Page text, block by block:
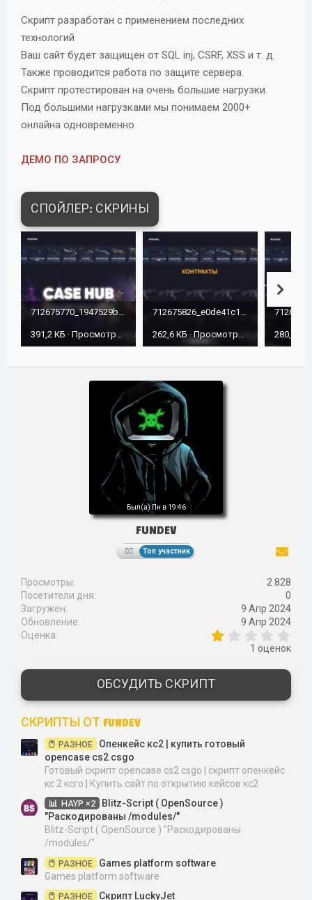
Скрипт разработан с применением последних
технологий
Ваш сайт будет защищен от SQL inj, CSRF, XSS и т. д.
Также проводится работа по защите сервера.
Скрипт протестирован на очень большие нагрузки.
Под большими нагрузками мы понимаем 2000+
онлайна одновременно
ДЕМО ПО ЗАПРОСУ
СПОЙЛЕР: СКРИНЫ
712675770_1947529b42da4ddd8deb_citHSWkN.jpg
391,2 КБ · Просмотры: 474
712675826_e0de41c17d984debabf4_nZXR6on1.jpg
262,6 КБ · Просмотры: 474
Был(а) Пн в 19:46
FUNDEV
Топ участник
Просмотры
2 828
Посетители дня
0
Загружен
9 Апр 2024
Обновление
9 Апр 2024
Оценка
,
з
в
1 оценок
ОБСУДИТЬ СКРИПТ
СКРИПТЫ ОТ FUNDEV
РАЗНОЕ
Опенкейс кс2 | купить готовый
opencase cs2 csgo
Готовый скрипт opencase cs2 csgo | скрипт опенкейс
кс 2 ксго | Купить сайт по открытию кейсов кс2
HAYP ×2
Blitz-Script ( OpenSource )
"Раскодированы /modules/"
Blitz-Script ( OpenSource ) "Раскодированы
/modules/"
РАЗНОЕ
Games platform software
Games platform software
РАЗНОЕ Скрипт LuckyJet